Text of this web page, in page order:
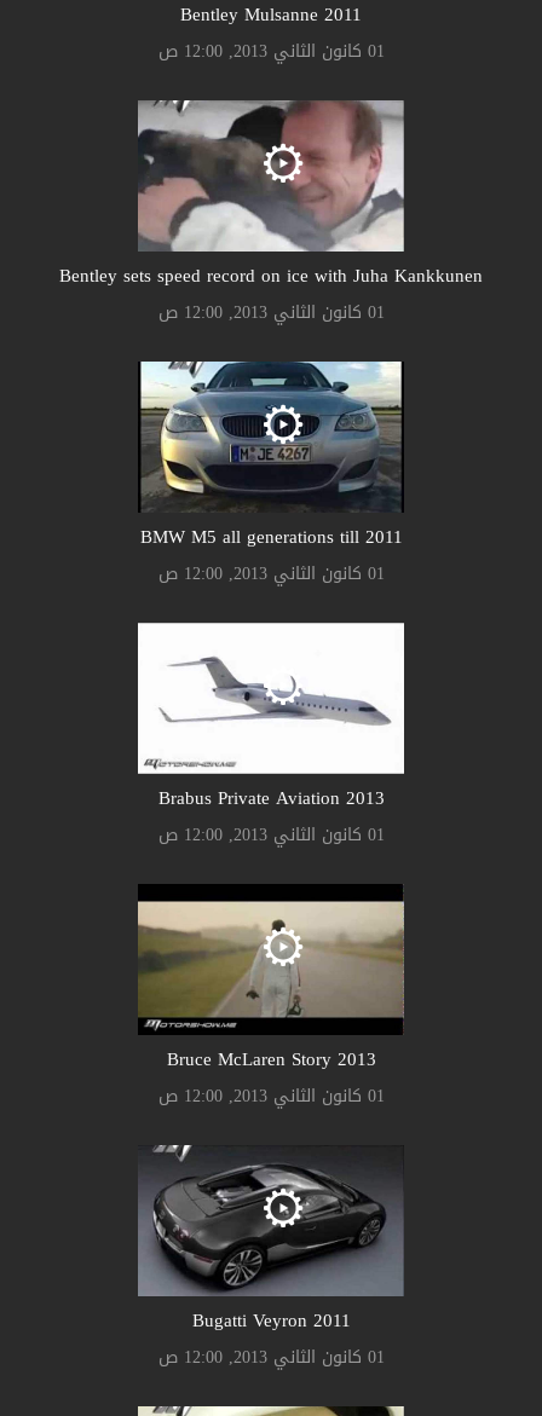
Bentley Mulsanne 2011
01 كانون الثاني 2013, 12:00 ص
Bentley sets speed record on ice with Juha Kankkunen
01 كانون الثاني 2013, 12:00 ص
BMW M5 all generations till 2011
01 كانون الثاني 2013, 12:00 ص
Brabus Private Aviation 2013
01 كانون الثاني 2013, 12:00 ص
Bruce McLaren Story 2013
01 كانون الثاني 2013, 12:00 ص
Bugatti Veyron 2011
01 كانون الثاني 2013, 12:00 ص